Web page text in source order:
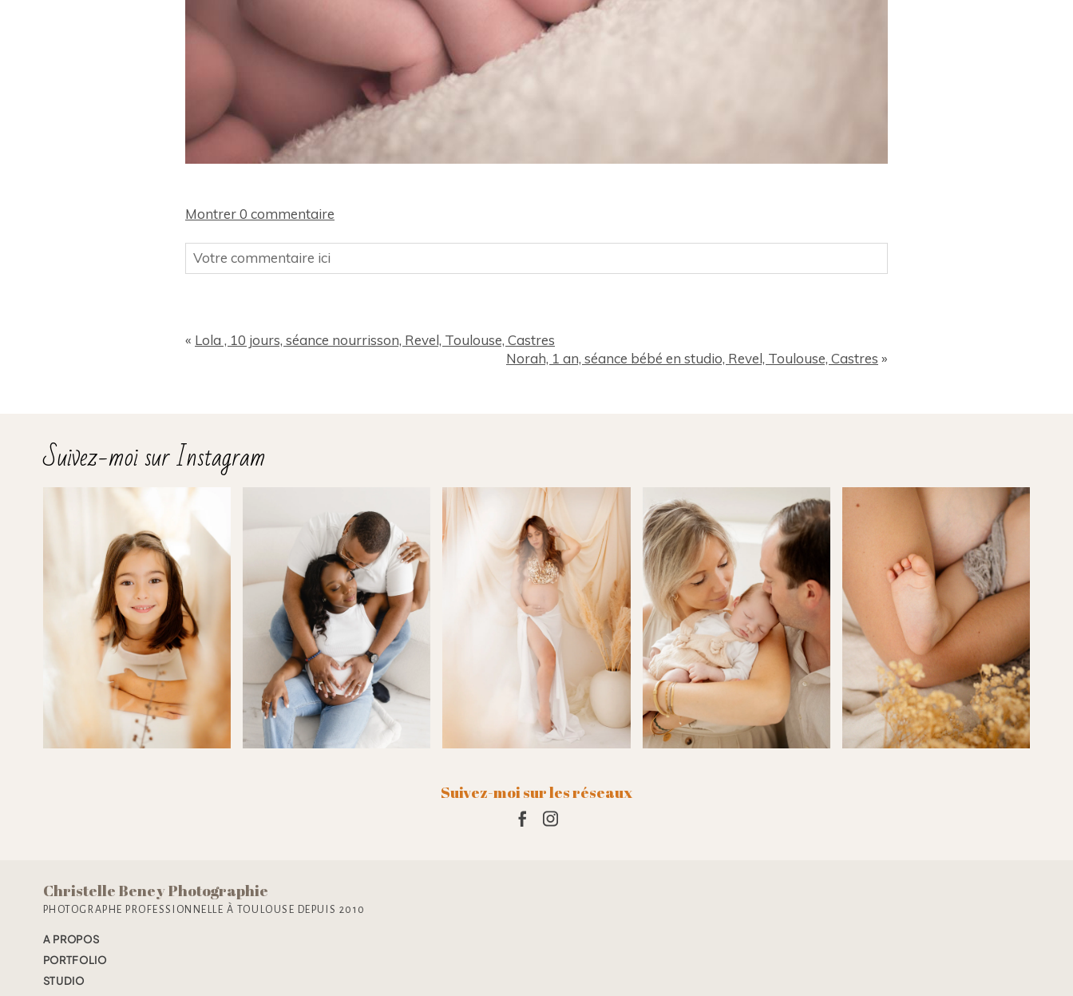
Montrer0 commentaire
Votre commentaire ici
Ajouter un commentaire
« Lola , 10 jours, séance nourrisson, Revel, Toulouse, Castres
Norah, 1 an, séance bébé en studio, Revel, Toulouse, Castres »
Suivez-moi sur Instagram
Suivez-moi sur les réseaux
Christelle Beney Photographie
PHOTOGRAPHE PROFESSIONNELLE À TOULOUSE DEPUIS 2010
A PROPOS
PORTFOLIO
STUDIO